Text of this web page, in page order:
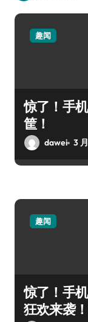
趣闻
惊了！手
筐！
dawei 3
趣闻
惊了！手
狂欢来袭！